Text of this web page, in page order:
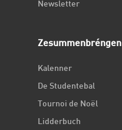
Newsletter
Zesummenbréngen
Kalenner
De Studentebal
Tournoi de Noël
Lidderbuch